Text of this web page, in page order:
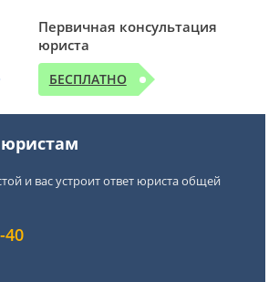
Первичная консультация
юриста
БЕСПЛАТНО
и вас устроит ответ юриста общей
40